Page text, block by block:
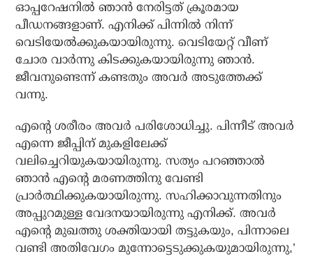
ഓപ്പറേഷനിൽ ഞാൻ നേരിട്ടത് ക്രൂരമായ
പീഡനങ്ങളാണ്. എനിക്ക് പിന്നിൽ നിന്ന്
വെടിയേൽക്കുകയായിരുന്നു. വെടിയേറ്റ് വീണ്
ചോര വാർന്നു കിടക്കുകയായിരുന്നു ഞാൻ.
ജീവനുണ്ടെന്ന് കണ്ടതും അവർ അടുത്തേക്ക്
വന്നു.
എന്റെ ശരീരം അവർ പരിശോധിച്ചു. പിന്നീട് അവർ
എന്നെ ജീപ്പിന് മുകളിലേക്ക്
വലിച്ചെറിയുകയായിരുന്നു. സത്യം പറഞ്ഞാൽ
ഞാൻ എന്റെ മരണത്തിനു വേണ്ടി
പ്രാർത്ഥിക്കുകയായിരുന്നു. സഹിക്കാവുന്നതിനും
അപ്പുറമുള്ള വേദനയായിരുന്നു എനിക്ക്. അവർ
എന്റെ മുഖത്തു ശക്തിയായി തട്ടുകയും, പിന്നാലെ
വണ്ടി അതിവേഗം മുന്നോട്ടെടുക്കുകയുമായിരുന്നു,’